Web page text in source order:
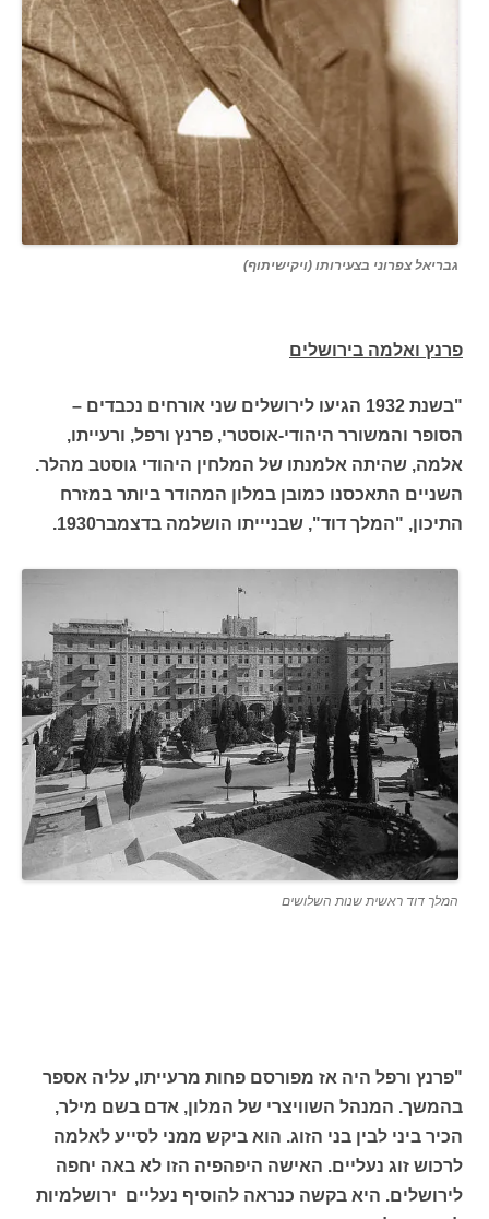
גבריאל צפרוני בצעירותו (ויקישיתוף)
פרנץ ואלמה בירושלים
"בשנת 1932 הגיעו לירושלים שני אורחים נכבדים –
הסופר והמשורר היהודי-אוסטרי, פרנץ ורפל, ורעייתו,
אלמה, שהיתה אלמנתו של המלחין היהודי גוסטב מהלר.
השניים התאכסנו כמובן במלון המהודר ביותר במזרח
התיכון, "המלך דוד", שבניייתו הושלמה בדצמבר1930.
המלך דוד ראשית שנות השלושים
"פרנץ ורפל היה אז מפורסם פחות מרעייתו, עליה אספר
בהמשך. המנהל השוויצרי של המלון, אדם בשם מילר,
הכיר ביני לבין בני הזוג. הוא ביקש ממני לסייע לאלמה
לרכוש זוג נעליים. האישה היפהפיה הזו לא באה יחפה
לירושלים. היא בקשה כנראה להוסיף נעליים ירושלמיות